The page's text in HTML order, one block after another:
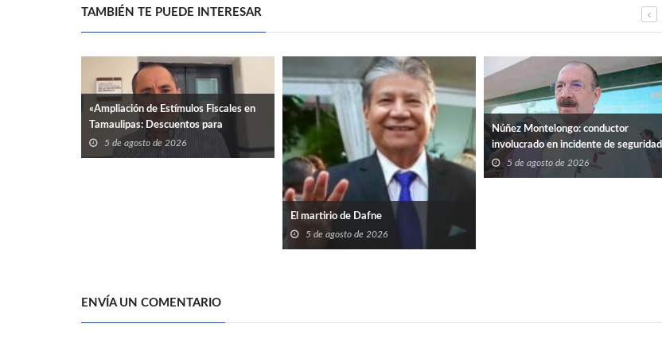
TAMBIÉN TE PUEDE INTERESAR
«Ampliación de Estímulos Fiscales en
Tamaulipas: Descuentos para
Regularización Vehicular»
5 de agosto de 2026
El martirio de Dafne
5 de agosto de 2026
Núñez Montelongo: conductor
involucrado en incidente de seguridad
no contaba con registro ante
Transporte
5 de agosto de 2026
ENVÍA UN COMENTARIO